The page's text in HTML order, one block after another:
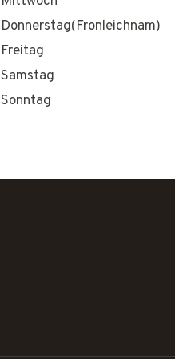
Donnerstag(Fronleichnam)
Freitag
Samstag
Sonntag